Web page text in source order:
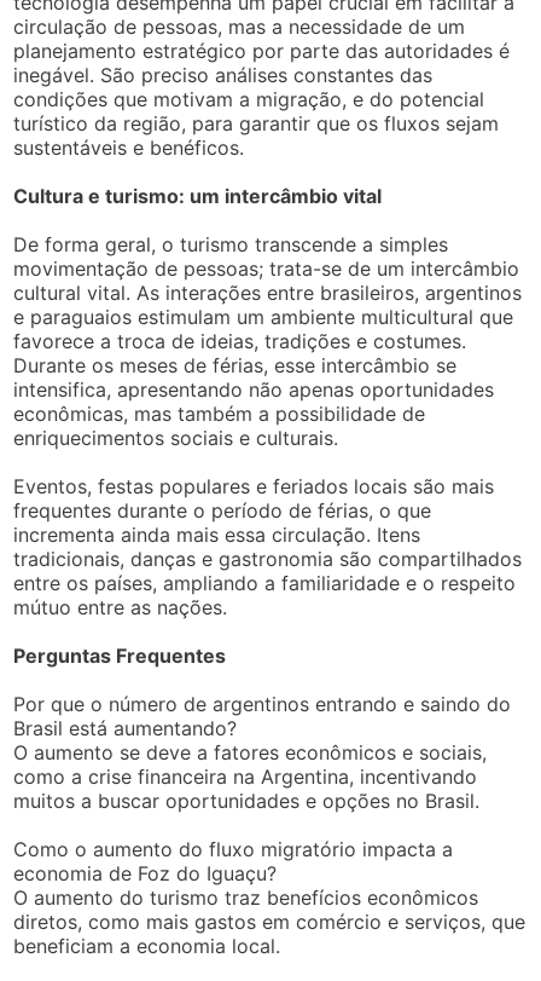
circulação de pessoas, mas a necessidade de um
planejamento estratégico por parte das autoridades é
inegável. São preciso análises constantes das
condições que motivam a migração, e do potencial
turístico da região, para garantir que os fluxos sejam
sustentáveis e benéficos.
Cultura e turismo: um intercâmbio vital
De forma geral, o turismo transcende a simples
movimentação de pessoas; trata-se de um intercâmbio
cultural vital. As interações entre brasileiros, argentinos
e paraguaios estimulam um ambiente multicultural que
favorece a troca de ideias, tradições e costumes.
Durante os meses de férias, esse intercâmbio se
intensifica, apresentando não apenas oportunidades
econômicas, mas também a possibilidade de
enriquecimentos sociais e culturais.
Eventos, festas populares e feriados locais são mais
frequentes durante o período de férias, o que
incrementa ainda mais essa circulação. Itens
tradicionais, danças e gastronomia são compartilhados
entre os países, ampliando a familiaridade e o respeito
mútuo entre as nações.
Perguntas Frequentes
Por que o número de argentinos entrando e saindo do
Brasil está aumentando?
O aumento se deve a fatores econômicos e sociais,
como a crise financeira na Argentina, incentivando
muitos a buscar oportunidades e opções no Brasil.
Como o aumento do fluxo migratório impacta a
economia de Foz do Iguaçu?
O aumento do turismo traz benefícios econômicos
diretos, como mais gastos em comércio e serviços, que
beneficiam a economia local.